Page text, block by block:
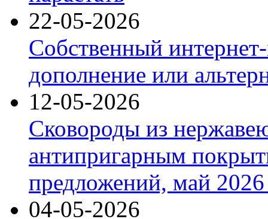
22-05-2026
Собственный
дополнение или
12-05-2026
Сковороды из
антипригарным
предложений, май 2026
04-05-2026